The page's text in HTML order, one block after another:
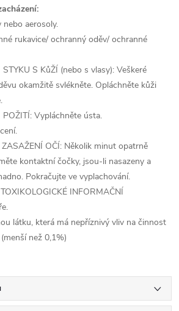
aerosoly.
rukavice/ ochranný oděv/ ochranné
S KůŽÍ (nebo s vlasy): Veškeré
okamžitě svlékněte. Opláchněte kůži
Vypláchněte ústa.
OČÍ: Několik minut opatrně
kontaktní čočky, jsou-li nasazeny a
Pokračujte ve vyplachování.
INFORMAČNÍ
látku, která má nepříznivý vliv na činnost
než 0,1%)